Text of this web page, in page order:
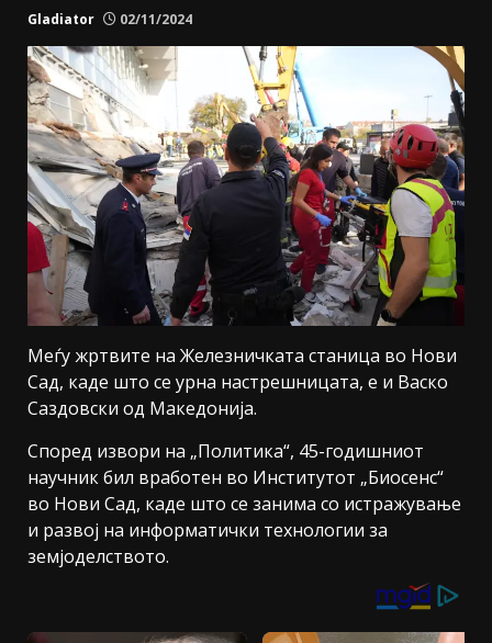
Gladiator 02/11/2024
Меѓу жртвите на Железничката станица во Нови
Сад, каде што се урна настрешницата, е и Васко
Саздовски од Македонија.
Според извори на „Политика“, 45-годишниот
научник бил вработен во Институтот „Биосенс“
во Нови Сад, каде што се занима со истражување
и развој на информатички технологии за
земјоделството.